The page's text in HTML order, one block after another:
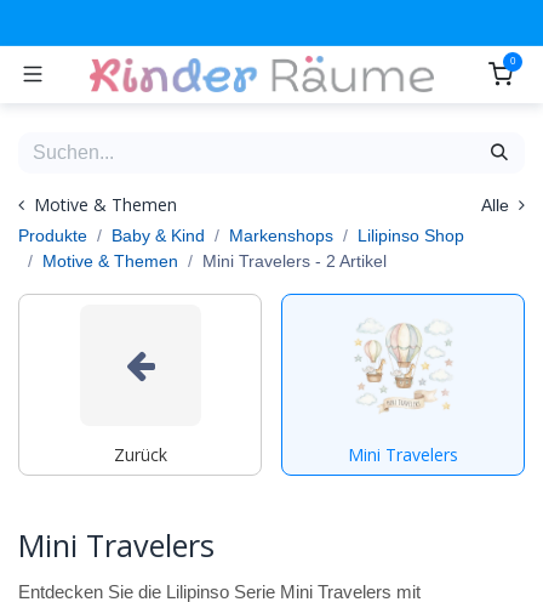
0
Motive & Themen
Alle
Produkte
Baby & Kind Markenshops
Lilipinso Shop
Motive & Themen
Mini Travelers - 2 Artikel
Zurück Mini Travelers
Mini Travelers
Entdecken Sie die Lilipinso Serie Mini Travelers mit